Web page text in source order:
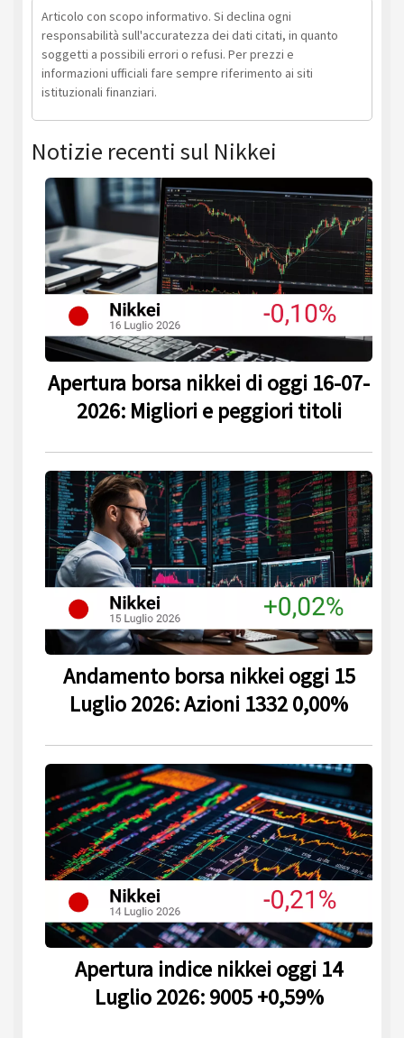
Articolo con scopo informativo. Si declina ogni
responsabilità sull'accuratezza dei dati citati, in quanto
soggetti a possibili errori o refusi. Per prezzi e
informazioni ufficiali fare sempre riferimento ai siti
istituzionali finanziari.
Notizie recenti sul Nikkei
Apertura borsa nikkei di oggi 16-07-
2026: Migliori e peggiori titoli
Andamento borsa nikkei oggi 15
Luglio 2026: Azioni 1332 0,00%
Apertura indice nikkei oggi 14
Luglio 2026: 9005 +0,59%